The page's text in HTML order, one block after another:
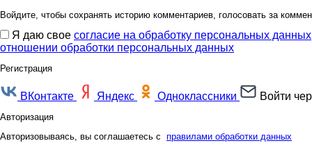
Войдите, чтобы сохранять историю комментариев, голосовать за
Я даю свое согласие на обработку персональных данных
отношении обработки персональных данных
Регистрация
ВКонтакте Яндекс Одноклассники Войти
Авторизация
Авторизовываясь, вы соглашаетесь с правилами обработки данных